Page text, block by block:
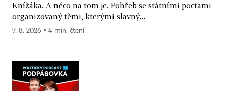
Knížáka. A něco na tom je. Pohřeb se státními poctami
organizovaný těmi, kterými slavný...
7. 8. 2026 ▪ 4 min. čtení